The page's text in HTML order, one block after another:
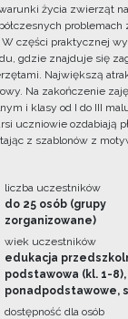
życia zwierząt
problemach
części praktycznej
gdzie znajduje się
Największą
Na zakończenie
i klasy od I do III
uczniowie ozdabiają
z szablonów z
liczba uczestników
do 25 osób (grupy
zorganizowane)
wiek uczestników
edukacja
podstawowa (kl. 1-8),
ponadpodstawowe,
dostępność dla osób